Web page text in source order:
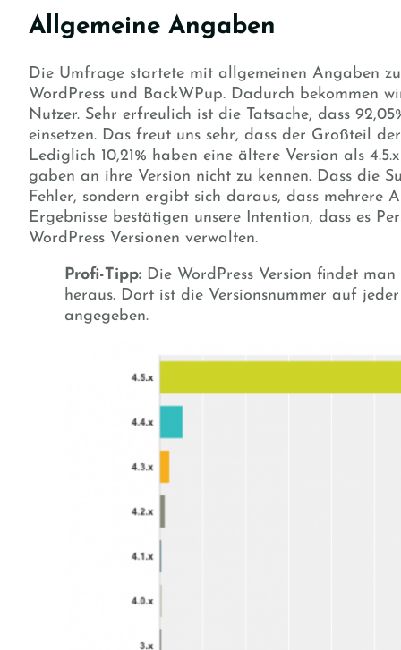
Allgemeine Angaben
Die Umfrage startete mit allgemeinen Angaben
WordPress und BackWPup. Dadurch bekommen
Nutzer. Sehr erfreulich ist die Tatsache, dass
einsetzen. Das freut uns sehr, dass der Großteil
Lediglich 10,21% haben eine ältere Version als
gaben an ihre Version nicht zu kennen. Dass die
Fehler, sondern ergibt sich daraus, dass mehrere
Ergebnisse bestätigen unsere Intention, dass es
WordPress Versionen verwalten.
Profi-Tipp: Die WordPress Version findet
heraus. Dort ist die Versionsnummer auf
angegeben.